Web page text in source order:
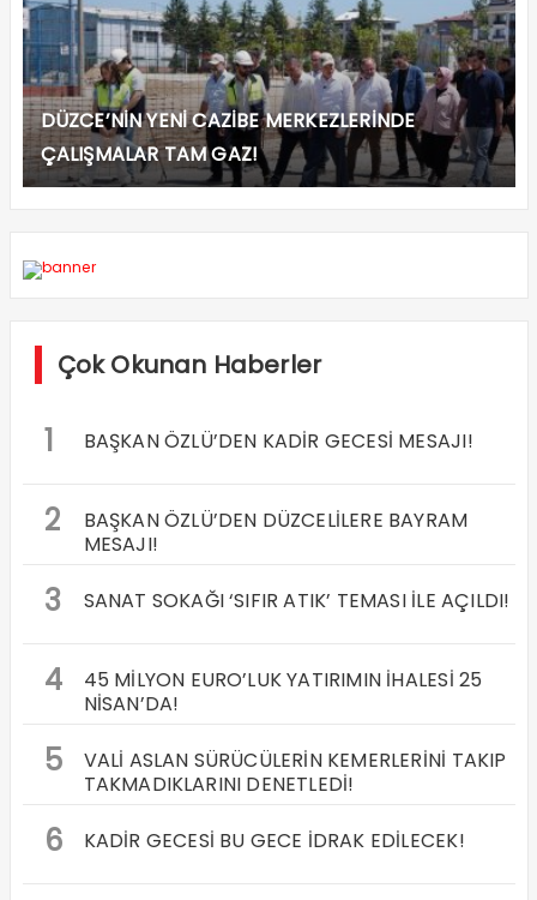
DÜZCE’NİN YENİ CAZİBE MERKEZLERİNDE
ÇALIŞMALAR TAM GAZ!
Çok Okunan Haberler
1 BAŞKAN ÖZLÜ’DEN KADİR GECESİ MESAJI!
2
BAŞKAN ÖZLÜ’DEN DÜZCELİLERE BAYRAM
MESAJI!
3 SANAT SOKAĞI ‘SIFIR ATIK’ TEMASI İLE AÇILDI!
4
45 MİLYON EURO’LUK YATIRIMIN İHALESİ 25
NİSAN’DA!
5
VALİ ASLAN SÜRÜCÜLERİN KEMERLERİNİ TAKIP
TAKMADIKLARINI DENETLEDİ!
6 KADİR GECESİ BU GECE İDRAK EDİLECEK!